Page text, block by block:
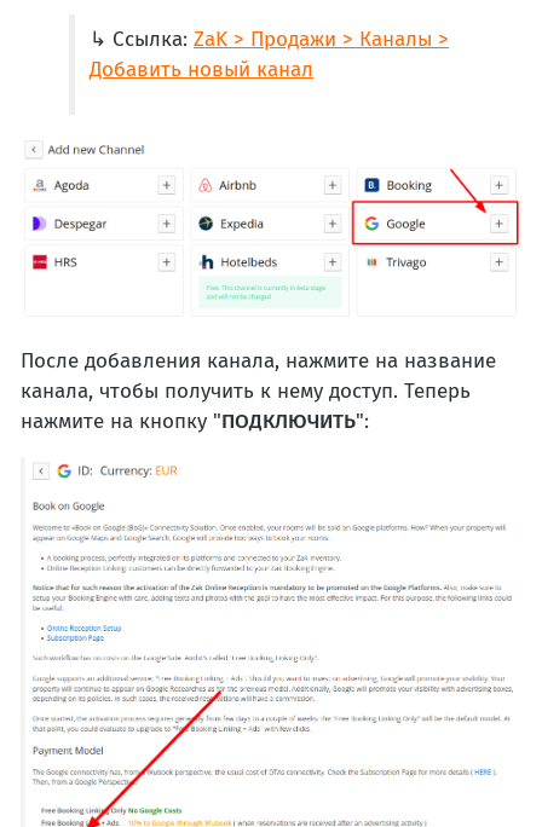
↳ Ссылка: ZaK > Продажи > Каналы >
Добавить новый канал
После добавления канала, нажмите на название
канала, чтобы получить к нему доступ. Теперь
нажмите на кнопку "ПОДКЛЮЧИТЬ":